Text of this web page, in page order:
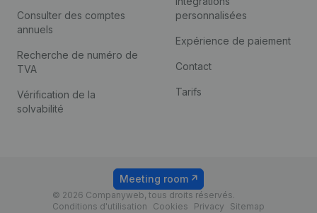
Consulter des comptes
annuels
Recherche de numéro de
TVA
Vérification de la
solvabilité
personnalisées
Expérience de paiement
Contact
Tarifs
© 2026 Companyweb, tous droits réservés.
Conditions d'utilisation
Cookies Privacy Sitemap
Meeting room